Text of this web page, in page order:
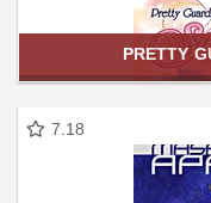
PRETTY
7.18